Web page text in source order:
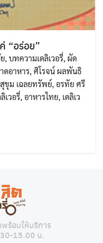
Search
“อร่อย”
, บทความเดลิเวอรี่, ผัด
ดอาหาร, ศิโรจน์ ผลพันธิ
สุขุม เฉลยทรัพย์, อรทัย ศรี
เวอรี่, อาหารไทย, เดลิเว
พร้อมให้บริการ
15.00 น.